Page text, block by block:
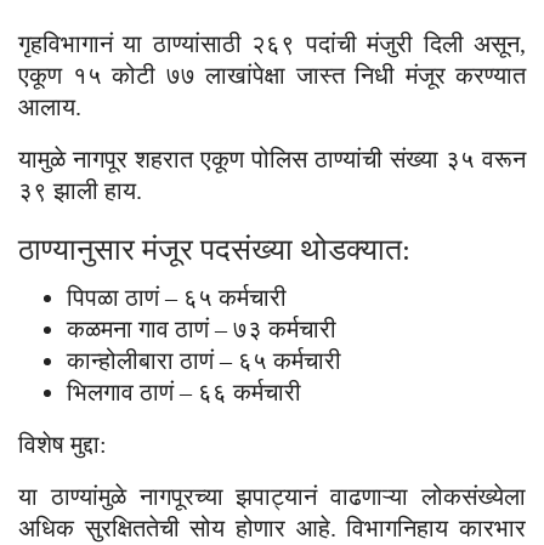
गृहविभागानं या ठाण्यांसाठी २६९ पदांची मंजुरी दिली असून,
एकूण १५ कोटी ७७ लाखांपेक्षा जास्त निधी मंजूर करण्यात
आलाय.
यामुळे नागपूर शहरात एकूण पोलिस ठाण्यांची संख्या ३५ वरून
३९ झाली हाय.
ठाण्यानुसार मंजूर पदसंख्या थोडक्यात:
पिपळा ठाणं – ६५ कर्मचारी
कळमना गाव ठाणं – ७३ कर्मचारी
कान्होलीबारा ठाणं – ६५ कर्मचारी
भिलगाव ठाणं – ६६ कर्मचारी
विशेष मुद्दा:
या ठाण्यांमुळे नागपूरच्या झपाट्यानं वाढणाऱ्या लोकसंख्येला
अधिक सुरक्षिततेची सोय होणार आहे. विभागनिहाय कारभार